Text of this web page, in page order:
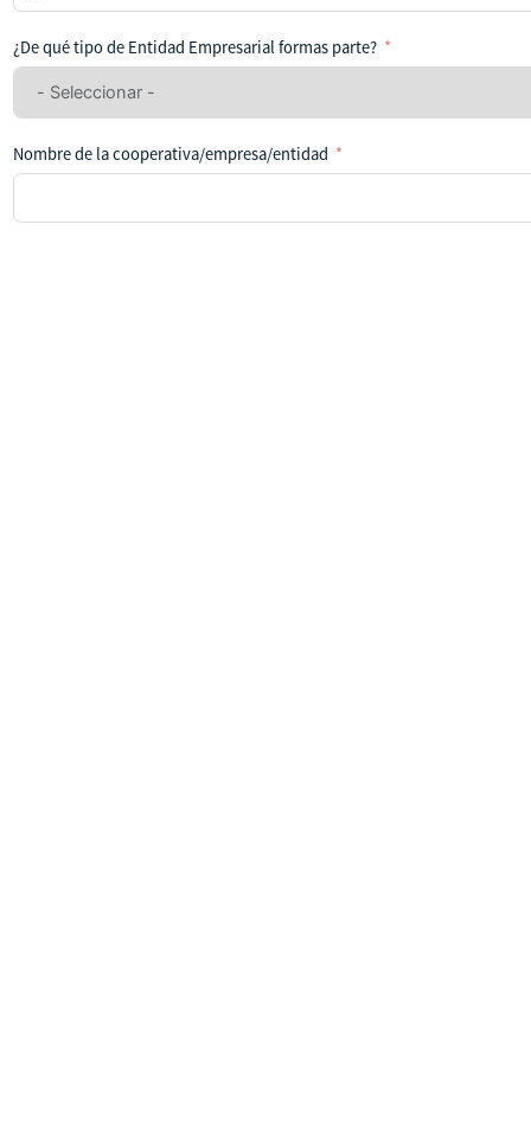
se
seleccionado
ningún
¿De qué tipo de Entidad Empresarial formas parte?
Nombre de la cooperativa/empresa/entidad